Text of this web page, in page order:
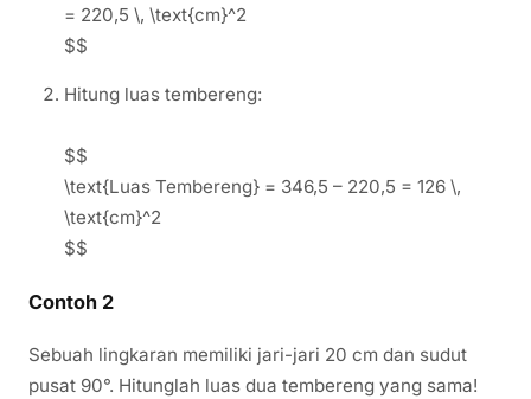
= 220,5 \, \text{cm}^2
$$
Hitung luas tembereng:
$$
\text{Luas Tembereng} = 346,5 – 220,5 = 126 \,
\text{cm}^2
$$
Contoh 2
Sebuah lingkaran memiliki jari-jari 20 cm dan sudut
pusat 90°. Hitunglah luas dua tembereng yang sama!